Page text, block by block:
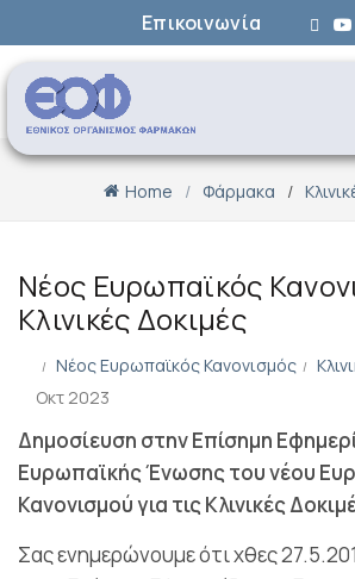
Επικοινωνία
Home Φάρμακα
Νέος Ευρωπαϊκός
Κλινικές Δοκιμές
Νέος Ευρωπαϊκός Κανονισμός
Οκτ 2023
Δημοσίευση στην Επίσημη
Ευρωπαϊκής Ένωσης του νέου
Κανονισμού για τις Κλινικές
Σας ενημερώνουμε ότι χθες